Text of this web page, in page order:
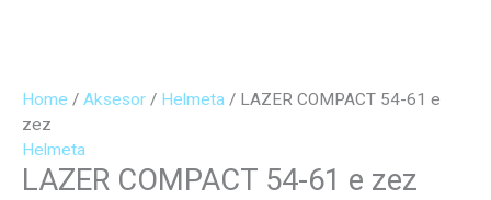
Home / Aksesor / Helmeta / LAZER COMPACT 54-61 e
zez
Helmeta
LAZER COMPACT 54-61 e zez